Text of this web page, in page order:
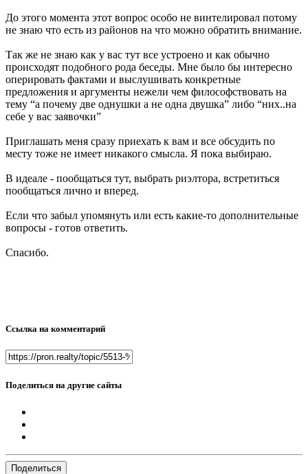
До этого момента этот вопрос особо не винтелировал потому
не знаю что есть из районов на что можно обратить внимание.
Так же не знаю как у вас тут все устроено и как обычно
происходят подобного рода беседы. Мне было бы интересно
оперировать фактами и выслушивать конкретные
предложения и аргументы нежели чем философствовать на
тему “а почему две однушки а не одна двушка” либо “них..на
себе у вас заявочки”
Приглашать меня сразу приехать к вам и все обсудить по
месту тоже не имеет никакого смысла. Я пока выбираю.
В идеале - пообщаться тут, выбрать риэлтора, встретиться
пообщаться лично и вперед.
Если что забыл упомянуть или есть какие-то дополнительные
вопросы - готов ответить.
Спасибо.
Ссылка на комментарий
Поделиться на другие сайты
Поделиться